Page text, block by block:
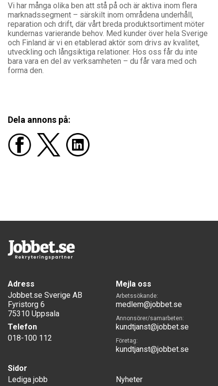
Vi har många olika ben att stå på och är aktiva inom flera
marknadssegment – särskilt inom områdena underhåll,
reparation och drift, där vårt breda produktsortiment möter
kundernas varierande behov. Med kunder över hela Sverige
och Finland är vi en etablerad aktör som drivs av kvalitet,
utveckling och långsiktiga relationer. Hos oss får du inte
bara vara en del av verksamheten – du får vara med och
forma den.
Dela annons på:
Adress
Jobbet.se Sverige AB
Fyristorg 6
75310 Uppsala
Telefon
018-100 112
Mejla oss
Arbetssökande:
medlem@jobbet.se
Annonsörer/samarbeten:
kundtjanst@jobbet.se
Företag:
kundtjanst@jobbet.se
Sidor
Lediga jobb
Nyheter